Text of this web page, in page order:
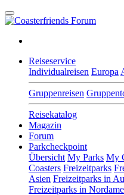
Reiseservice
Individualreisen Europa
Gruppenreisen
Reisekatalog
Magazin
Forum
Parkcheckpoint
Übersicht My Parks My
Coasters Freizeitparks
Asien Freizeitparks in
Freizeitparks in